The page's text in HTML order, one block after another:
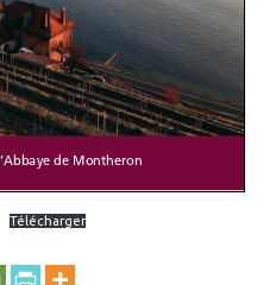
Télécharger